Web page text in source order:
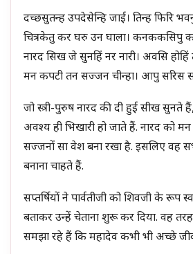
दच्छसुतन्ह उपदेसेन्हि जाई। तिन्ह फिरि
चित्रकेतु कर घरु उन घाला। कनककसिपु
नारद सिख जे सुनहिं नर नारी। अवसि
मन कपटी तन सज्जन चीन्हा। आपु सरिस
जो स्त्री-पुरुष नारद की दी हुई सीख सुनते
अवश्य ही भिखारी हो जाते हैं. नारद को
सज्जनों सा वेश बना रखा है. इसलिए वह
बनाना चाहते हैं.
सप्तर्षियों ने पार्वतीजी को शिवजी के रूप
बताकर उन्हें चेताना शुरू कर दिया. वह
समझा रहे हैं कि महादेव कभी भी अच्छे